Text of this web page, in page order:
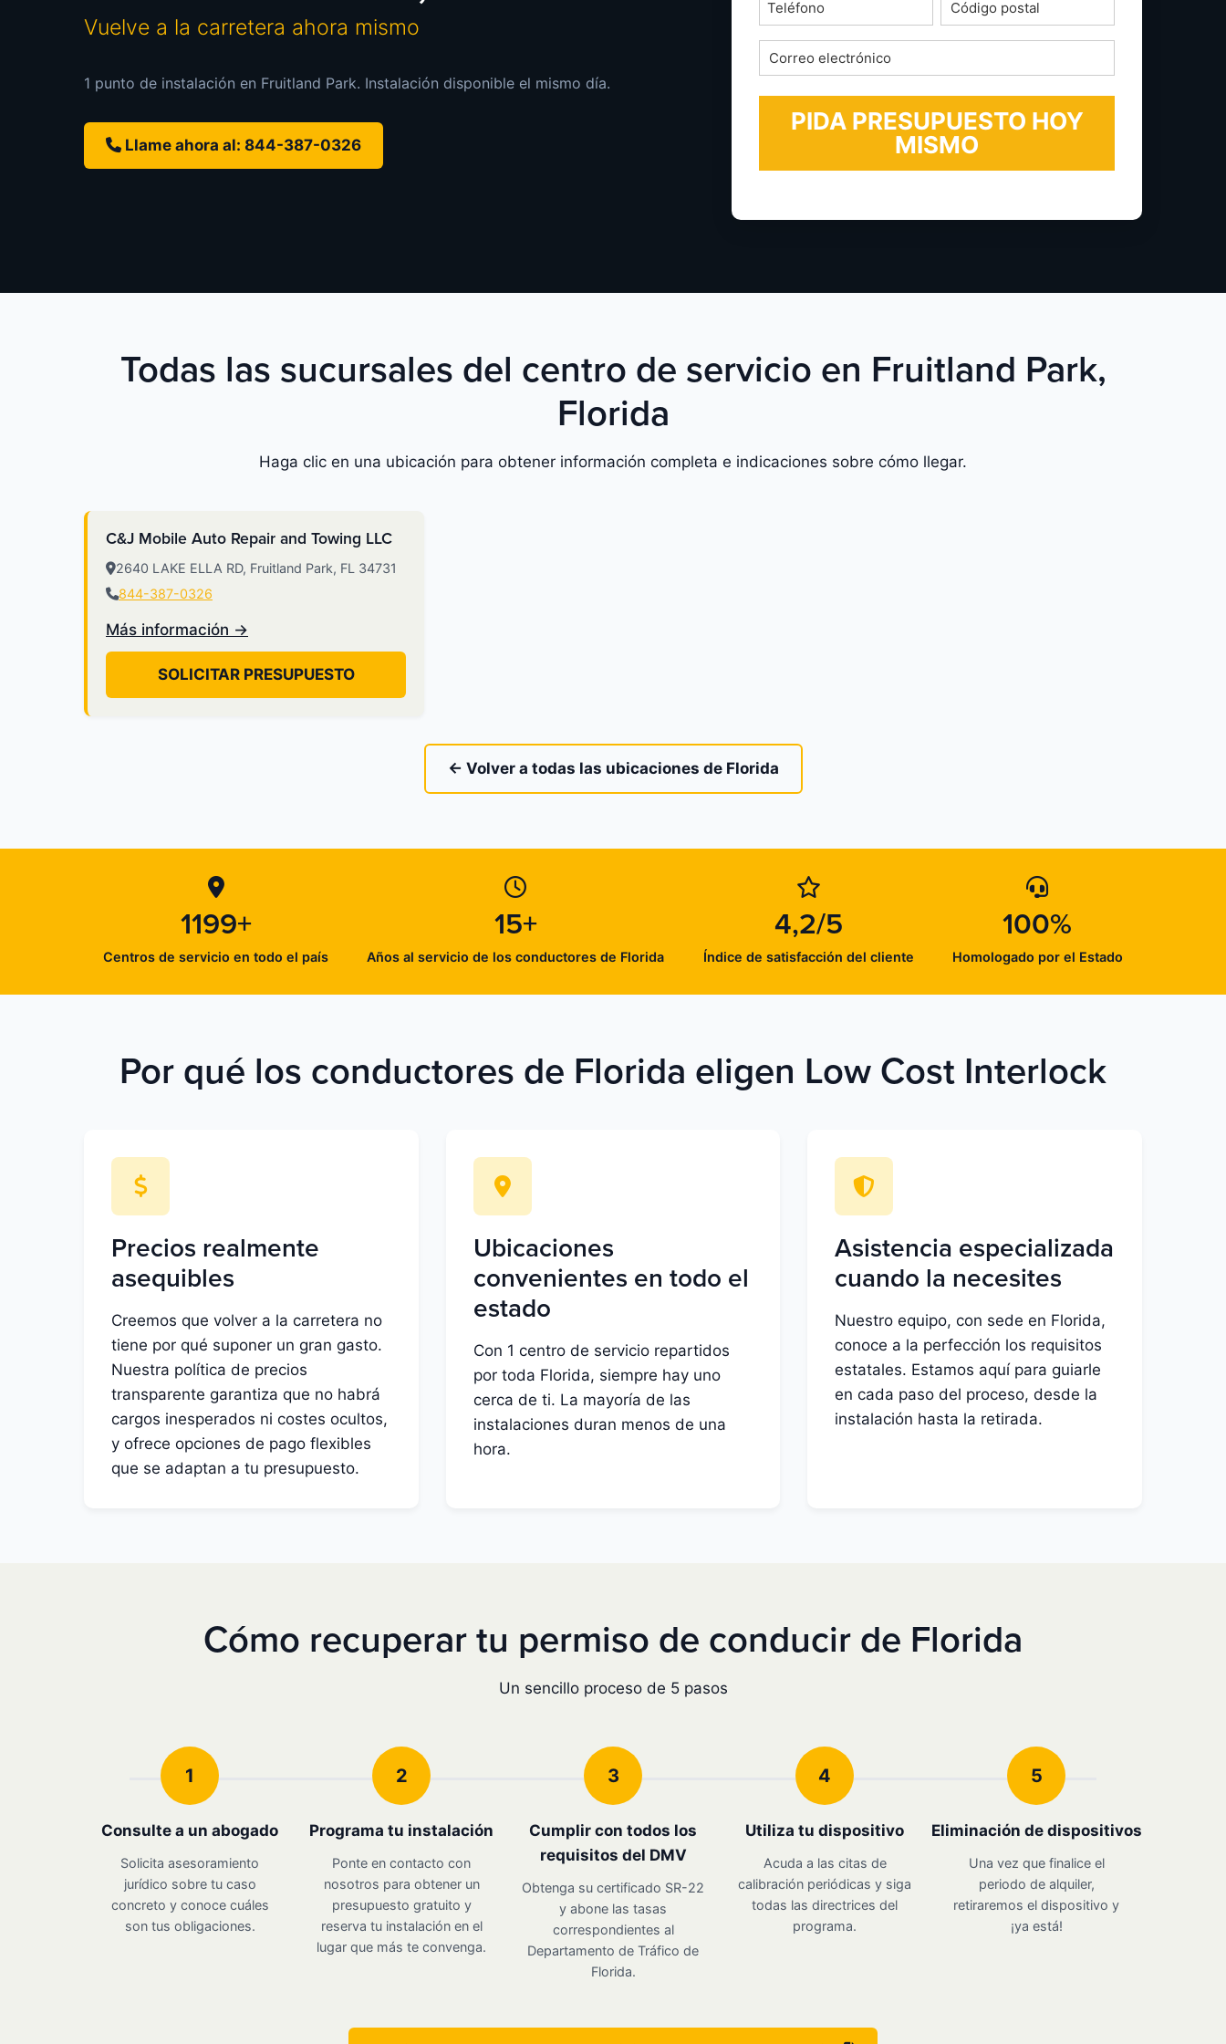
Vuelve a la carretera ahora mismo
1 punto de instalación en Fruitland Park. Instalación disponible el mismo día.
Llame ahora al: 844-387-0326
*
postal
Correo
electrónico
*
Todas las sucursales del centro de servicio en Fruitland Park,
Florida
Haga clic en una ubicación para obtener información completa e indicaciones sobre cómo llegar.
C&J Mobile Auto Repair and Towing LLC
2640 LAKE ELLA RD, Fruitland Park, FL 34731
844-387-0326
Más información →
SOLICITAR PRESUPUESTO
← Volver a todas las ubicaciones de Florida
1199+
Centros de servicio en todo el país
15+
Años al servicio de los conductores de Florida
4,2/5
Índice de satisfacción del cliente
100%
Homologado por el Estado
Por qué los conductores de Florida eligen Low Cost Interlock
Precios realmente
asequibles
Creemos que volver a la carretera no
tiene por qué suponer un gran gasto.
Nuestra política de precios
transparente garantiza que no habrá
cargos inesperados ni costes ocultos,
y ofrece opciones de pago flexibles
que se adaptan a tu presupuesto.
Ubicaciones
convenientes en todo el
estado
Con 1 centro de servicio repartidos
por toda Florida, siempre hay uno
cerca de ti. La mayoría de las
instalaciones duran menos de una
hora.
Asistencia especializada
cuando la necesites
Nuestro equipo, con sede en Florida,
conoce a la perfección los requisitos
estatales. Estamos aquí para guiarle
en cada paso del proceso, desde la
instalación hasta la retirada.
Cómo recuperar tu permiso de conducir de Florida
Un sencillo proceso de 5 pasos
1
Consulte a un abogado
Solicita asesoramiento
jurídico sobre tu caso
concreto y conoce cuáles
son tus obligaciones.
2
Programa tu instalación
Ponte en contacto con
nosotros para obtener un
presupuesto gratuito y
reserva tu instalación en el
lugar que más te convenga.
3
Cumplir con todos los
requisitos del DMV
Obtenga su certificado SR-22
y abone las tasas
correspondientes al
Departamento de Tráfico de
Florida.
4
Utiliza tu dispositivo
Acuda a las citas de
calibración periódicas y siga
todas las directrices del
programa.
5
Eliminación de dispositivos
Una vez que finalice el
periodo de alquiler,
retiraremos el dispositivo y
¡ya está!